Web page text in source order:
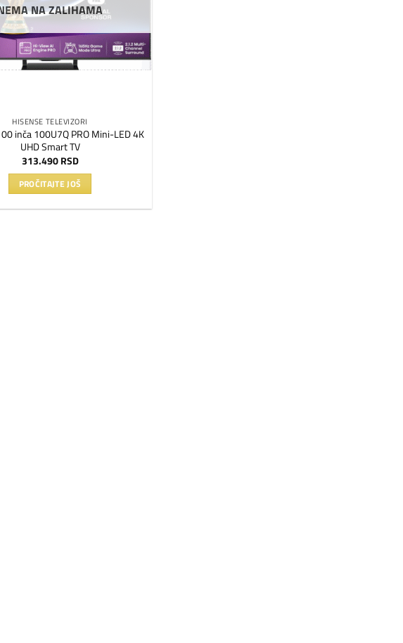
NA ZALIHAMA
HISENSE TELEVIZORI
inča 100U7Q PRO Mini-LED 4K
UHD Smart TV
313.490RSD
PROČITAJTE JOŠ